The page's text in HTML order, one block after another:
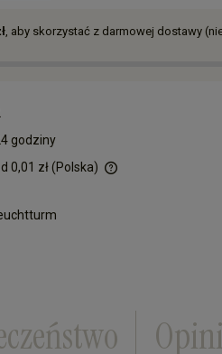
, aby skorzystać z darmowej dostawy
godziny
0,01 zł(Polska)
kosztów płatności